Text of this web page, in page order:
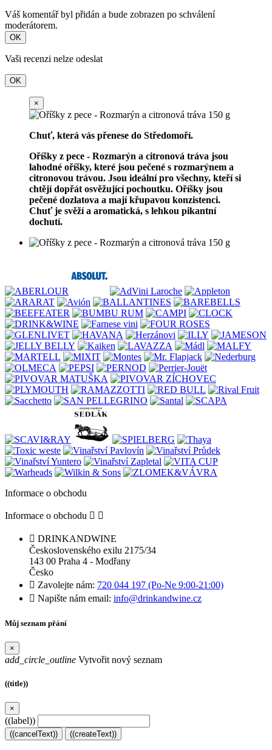
Váš komentář byl přidán a bude zobrazen po schválení
moderátorem.
OK
Vaši recenzi nelze odeslat
OK
×
Chuť, která vás přenese do Středomoří.
Oříšky z pece - Rozmarýn a citronová tráva jsou
lahodné oříšky, které jsou pečené s rozmarýnem a
citronovou trávou. Jsou ideální pro všechny, kteří si
chtějí dopřát osvěžující pochoutku. Oříšky jsou
pečené dozlatova a mají křupavou konzistenci.
Chuť je svěží a aromatická, s lehkou pikantní
dochutí.
Informace o obchodu
Informace o obchodu  
 DRINKANDWINE
Československého exilu 2175/34
143 00 Praha 4 - Modřany
Česko
 Zavolejte nám: 720 044 197 (Po-Ne 9:00-21:00)
 Napište nám email: info@drinkandwine.cz
Můj seznam přání
×
add_circle_outline Vytvořit nový seznam
((title))
×
((label))
((cancelText)) ((createText))